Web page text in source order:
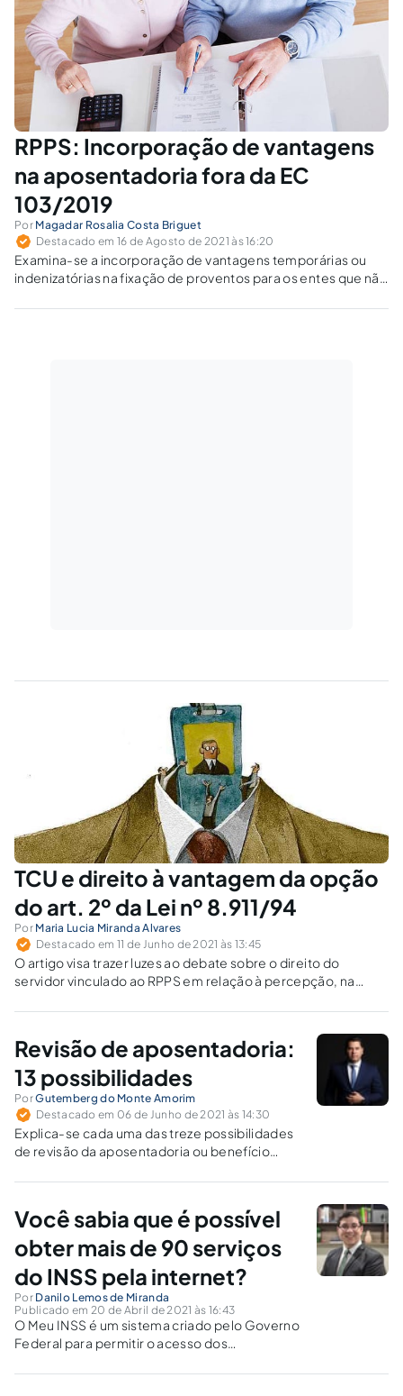
RPPS: Incorporação de vantagens
na aposentadoria fora da EC
103/2019
Por Magadar Rosalia Costa Briguet
Destacado em 16 de Agosto de 2021 às 16:20
Examina-se a incorporação de vantagens temporárias ou
indenizatórias na fixação de proventos para os entes que não
definidas pela EC 103/ 2019 para os seus servidores.
TCU e direito à vantagem da opção
do art. 2º da Lei nº 8.911/94
Por Maria Lucia Miranda Alvares
Destacado em 11 de Junho de 2021 às 13:45
O artigo visa trazer luzes ao debate sobre o direito do
servidor vinculado ao RPPS em relação à percepção, na
o art. 2º, da Lei nº 8.911/94.
Revisão de aposentadoria:
13 possibilidades
PorGutemberg do Monte Amorim
Destacado em 06 de Junho de 2021 às 14:30
Explica-se cada uma das treze possibilidades
de revisão da aposentadoria ou benefício
Você sabia que é possível
obter mais de 90 serviços
do INSS pela internet?
Por Danilo Lemos de Miranda
Publicado em 20 de Abril de 2021 às 16:43
O Meu INSS é um sistema criado pelo Governo
Federal para permitir o acesso dos
INSS sem sair de casa.